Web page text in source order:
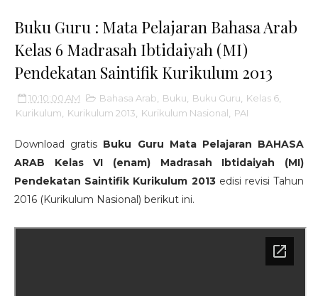
Buku Guru : Mata Pelajaran Bahasa Arab
Kelas 6 Madrasah Ibtidaiyah (MI)
Pendekatan Saintifik Kurikulum 2013
10:10:00 AM Bahasa Arab Buku Buku Guru Kelas 6
Kurikulum
Kurikulum 2013 Kurikulum Nasional PAI
Download gratis Buku Guru Mata Pelajaran BAHASA
ARAB Kelas VI (enam) Madrasah Ibtidaiyah (MI)
Pendekatan Saintifik Kurikulum 2013edisi revisi Tahun
2016 (Kurikulum Nasional) berikut ini.